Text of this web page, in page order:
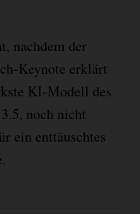
nachdem der
Keynote erklärt
KI-Modell des
noch nicht
ein enttäuschtes